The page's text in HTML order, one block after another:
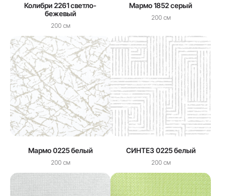
Колибри 2261 светло-
бежевый
200 см
Мармо 1852 серый
200 см
Мармо 0225 белый
200 см
СИНТЕЗ 0225 белый
200 см